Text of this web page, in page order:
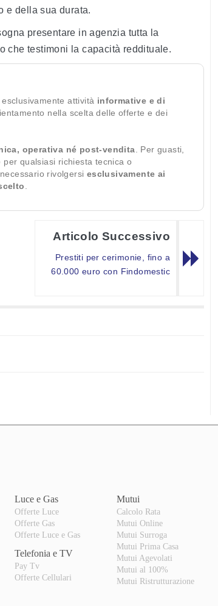
e della sua durata.
presentare in agenzia tutta la
che testimoni la capacità reddituale.
attività informative e di
nella scelta delle offerte e dei
operativa né post-vendita. Per guasti,
qualsiasi richiesta tecnica o
rivolgersi esclusivamente ai
.
Articolo Successivo
Prestiti per cerimonie, fino a
60.000 euro con Findomestic
Luce e Gas
Offerte Luce
Offerte Gas
Offerte Luce e Gas
Telefonia e TV
Pay Tv
Offerte Cellulari
Mutui
Calcolo Rata
Mutui Online
Mutui Surroga
Mutui Prima Casa
Mutui Agevolati
Mutui al 100%
Mutui Ristrutturazione